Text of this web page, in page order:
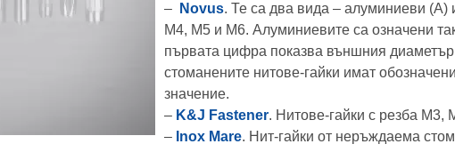
–
Novus. Те са два вида – алуминиеви
M4, M5 и M6. Алуминиевите са означени
първата цифра показва външния диаметър
стоманените нитове-гайки имат
значение.
– K&J Fastener. Нитове-гайки с резба
– Inox Mare. Нит-гайки от неръждаема